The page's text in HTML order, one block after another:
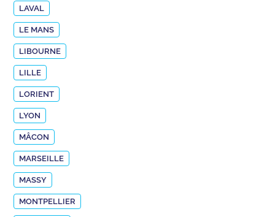
LAVAL
LE MANS
LIBOURNE
LILLE
LORIENT
LYON
MÂCON
MARSEILLE
MASSY
MONTPELLIER